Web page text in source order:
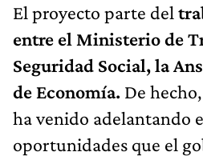
El proyecto parte del
entre el Ministerio de
Seguridad Social, la
de Economía. De hecho,
ha venido adelantando
oportunidades que el